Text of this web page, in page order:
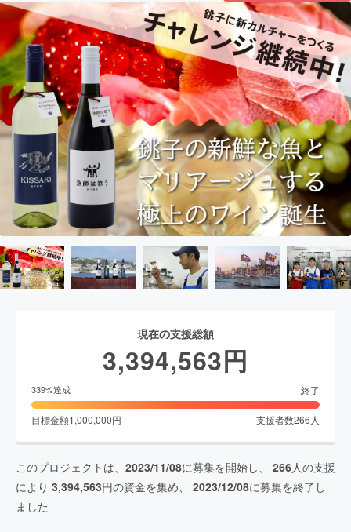
現在の支援総額
3,394,563円
339%達成 終了
目標金額1,000,000円 支援者数266 人
このプロジェクトは、 2023/11/08に募集を開始し、 266人の支援
により 3,394,563円の資金を集め、 2023/12/08に募集を終了し
ました